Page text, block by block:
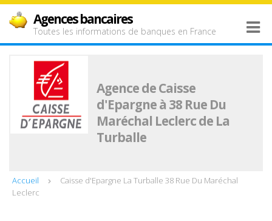
Agences bancaires
Toutes les informations de banques en France
Agence de Caisse
d'Epargne à 38 Rue Du
Maréchal Leclerc de La
Turballe
Accueil
Caisse d'Epargne La Turballe 38 Rue Du Maréchal
Leclerc